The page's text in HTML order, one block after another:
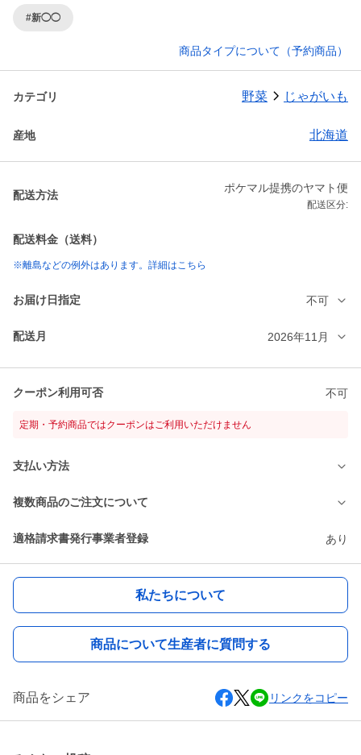
#新◯◯
商品タイプについて（予約商品）
カテゴリ 野菜 じゃがいも
産地 北海道
配送方法
ポケマル提携のヤマト便
配送区分:
配送料金（送料）
※離島などの例外はあります。詳細はこちら
お届け日指定 不可
配送月 2026年11月
クーポン利用可否 不可
定期・予約商品ではクーポンはご利用いただけません
支払い方法
複数商品のご注文について
適格請求書発行事業者登録 あり
私たちについて
商品について生産者に質問する
商品をシェア リンクをコピー